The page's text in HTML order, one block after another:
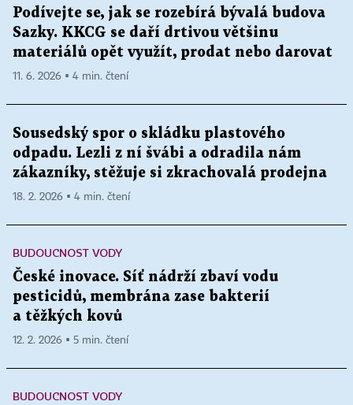
Podívejte se, jak se rozebírá bývalá budova
Sazky. KKCG se daří drtivou většinu
materiálů opět využít, prodat nebo darovat
11. 6. 2026 ▪ 4 min. čtení
Sousedský spor o skládku plastového
odpadu. Lezli z ní švábi a odradila nám
zákazníky, stěžuje si zkrachovalá prodejna
18. 2. 2026 ▪ 4 min. čtení
BUDOUCNOST VODY
České inovace. Síť nádrží zbaví vodu
pesticidů, membrána zase bakterií
a těžkých kovů
12. 2. 2026 ▪ 5 min. čtení
BUDOUCNOST VODY